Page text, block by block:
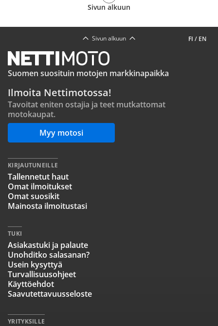
Sivun alkuun
FI / EN
Sivun alkuun
Suomen suosituin motojen markkinapaikka
Ilmoita Nettimotossa!
Tavoitat eniten ostajia ja teet mutkattomat
motokaupat.
Myy motosi
KIRJAUTUNEILLE
Tallennetut haut
Omat ilmoitukset
Omat suosikit
Mainosta ilmoitustasi
TUKI
Asiakastuki ja palaute
Unohditko salasanan?
Usein kysyttyä
Turvallisuusohjeet
Käyttöehdot
Saavutettavuusseloste
YRITYKSILLE